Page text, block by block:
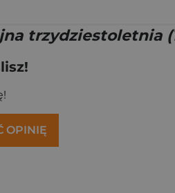
trzydziestoletnia
OPINIĘ